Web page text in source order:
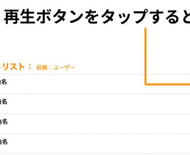
リストをプレイリストにして保存する